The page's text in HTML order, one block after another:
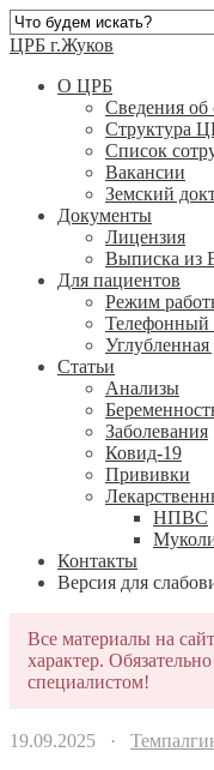
ЦРБ г.Жуков
О ЦРБ
Сведения об
Структура
Список
Вакансии
Земский
Документы
Лицензия
Выписка из
Для пациентов
Режим
Телефонный
Статьи
Анализы
Заболевания
Ковид-19
Прививки
НПВС
Контакты
Версия для
Все материалы на
характер.
специалистом!
19.09.2025 ·